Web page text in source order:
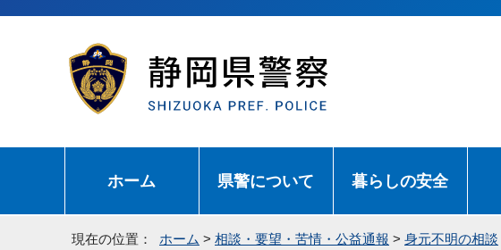
ホーム 県警について 暮らしの安全
現在の位置： ホーム > 相談・要望・苦情・公益通報 > 身元不明の相談